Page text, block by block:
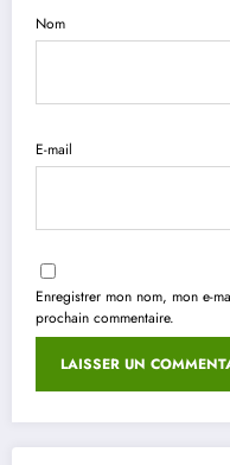
Nom
E-mail
Enregistrer mon nom, mon e-
prochain commentaire.